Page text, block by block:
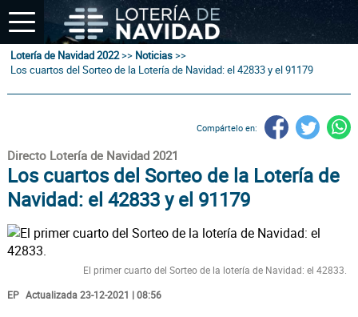
Lotería de Navidad 2022>> Noticias>>
Los cuartos del Sorteo de la Lotería de Navidad: el 42833 y el 91179
Compártelo en:
Directo Lotería de Navidad 2021
Los cuartos del Sorteo de la Lotería de
Navidad: el 42833 y el 91179
El primer cuarto del Sorteo de la lotería de Navidad: el 42833.
EP Actualizada 23-12-2021 | 08:56